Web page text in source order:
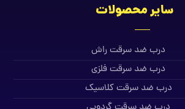
سایر محصولات
درب ضد سرقت راش
درب ضد سرقت فلزی
درب ضد سرقت کلاسیک